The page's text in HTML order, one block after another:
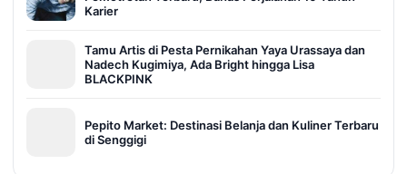
Karier
Tamu Artis di Pesta Pernikahan Yaya Urassaya dan
Nadech Kugimiya, Ada Bright hingga Lisa
BLACKPINK
Pepito Market: Destinasi Belanja dan Kuliner Terbaru
di Senggigi